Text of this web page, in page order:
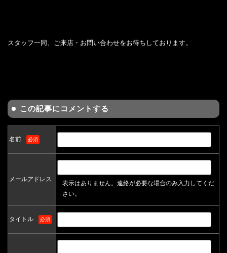
スタッフ一同、ご来店・お問い合わせをお待ちしております。
この記事にコメントする
名前 必須
メールアドレス
表示はありません。連絡が必要な場合のみ入力してくだ
さい。
タイトル 必須